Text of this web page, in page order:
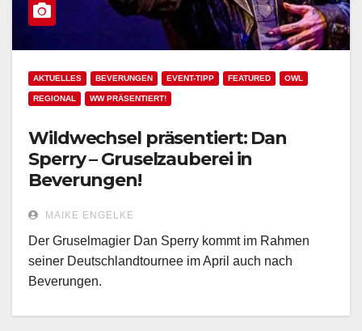
AKTUELLES BEVERUNGEN EVENT-TIPP FEATURED OWL
REGIONAL WW PRÄSENTIERT!
Wildwechsel präsentiert: Dan
Sperry – Gruselzauberei in
Beverungen!
MAIKE ENGELKE
Der Gruselmagier Dan Sperry kommt im Rahmen
seiner Deutschlandtournee im April auch nach
Beverungen.